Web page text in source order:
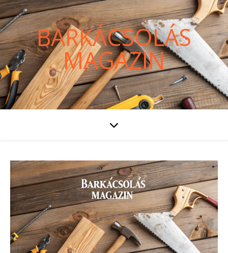
BARKÁCSOLÁS
MAGAZIN